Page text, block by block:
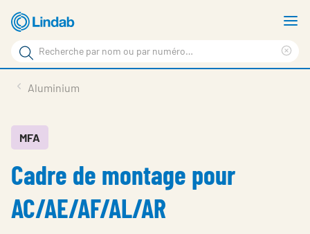
Aller
au
contenu
principal
Rechercher
Rechercher
sur
site
En vedette
À propos de Lindab
Aluminium
MFA
Cadre de montage pour
AC/AE/AF/AL/AR